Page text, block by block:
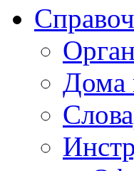
Дома